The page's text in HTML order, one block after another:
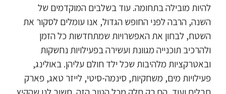
להיות מובילה בתחומה. עוד בשלבים המוקדמים של
השנה, הרבה לפני החופש הגדול, אנו עומלים לסקור את
השטח, לבחון את האפשרויות שמתחדשות כל הזמן
ולהרכיב תוכנייה מגוונת ועשירה בפעילויות נחשקות
ובאטרקציות מלהיבות שכל ילד חולם עליהן. באולינג,
פעילויות מים, משחקיות, סינמה-סיטי, לייזר טאג, פארק